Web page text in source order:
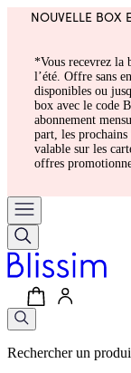
NOUVELLE BOX
*Vous recevrez la
l’été. Offre sans
disponibles ou
box avec le code
abonnement
part, les
valable sur les
offres
Rechercher un